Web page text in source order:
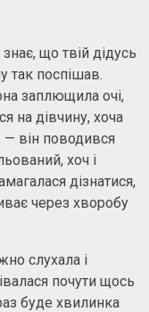
що твій дідусь
так поспішав.
заплющила очі,
на дівчину, хоча
він поводився
хоч і
дізнатися,
через хворобу
слухала і
почути щось
буде хвилинка